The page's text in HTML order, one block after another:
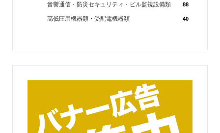
音響通信・防災セキュリティ・ビル監視設備類 88
高低圧用機器類・受配電機器類 40